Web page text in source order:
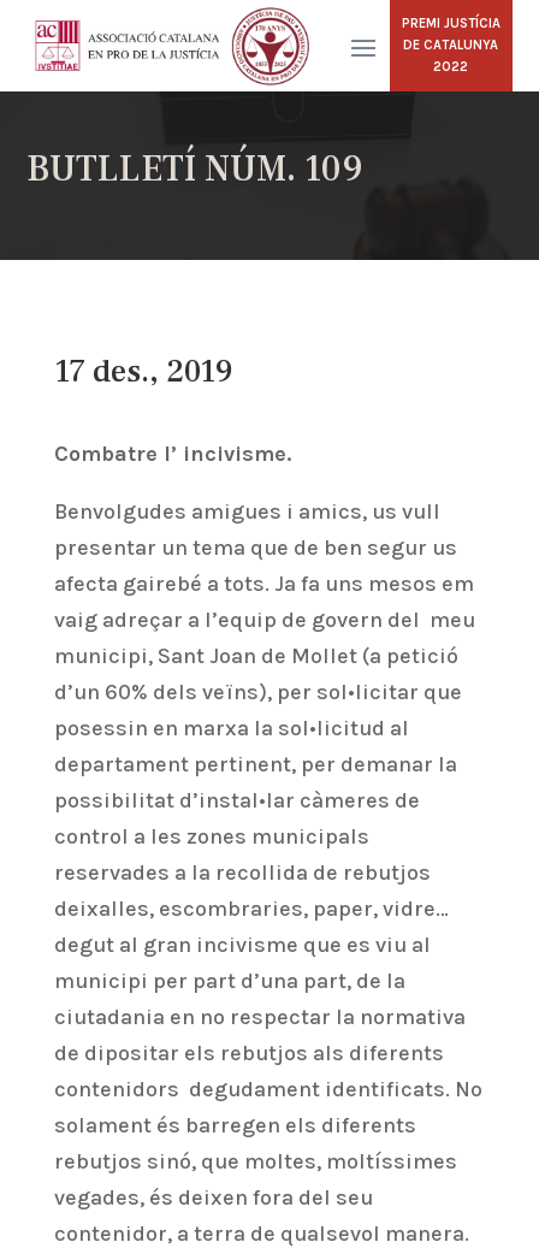
PREMI JUSTÍCIA
DE CATALUNYA
2022
BUTLLETÍ NÚM. 109
17 des., 2019
Combatre l’ incivisme.
Benvolgudes amigues i amics, us vull
presentar un tema que de ben segur us
afecta gairebé a tots. Ja fa uns mesos em
vaig adreçar a l’equip de govern del meu
municipi, Sant Joan de Mollet (a petició
d’un 60% dels veïns), per sol•licitar que
posessin en marxa la sol•licitud al
departament pertinent, per demanar la
possibilitat d’instal•lar càmeres de
control a les zones municipals
reservades a la recollida de rebutjos
deixalles, escombraries, paper, vidre…
degut al gran incivisme que es viu al
municipi per part d’una part, de la
ciutadania en no respectar la normativa
de dipositar els rebutjos als diferents
contenidors degudament identificats. No
solament és barregen els diferents
rebutjos sinó, que moltes, moltíssimes
vegades, és deixen fora del seu
contenidor, a terra de qualsevol manera.